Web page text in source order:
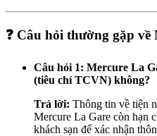
❓ Câu hỏi thường gặp
Câu hỏi 1: Mercure La
(tiêu chí TCVN) không?
Trả lời: Thông tin về tiện
Mercure La Gare còn hạn
khách sạn để xác nhận